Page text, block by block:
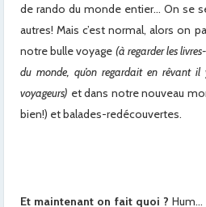
de rando du monde entier… On se
autres! Mais c’est normal, alors on
notre bulle voyage (à regarder les
du monde, qu’on regardait en rêvant
voyageurs) et dans notre nouveau
bien!) et balades-redécouvertes.
Et maintenant on fait quoi ? Hum…